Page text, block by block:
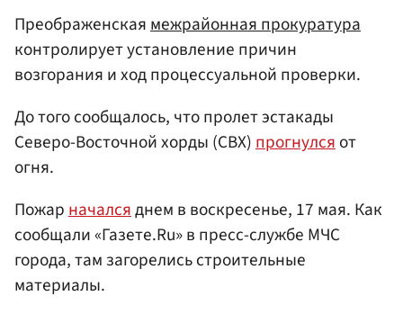
Преображенская межрайонная прокуратура
контролирует установление причин
возгорания и ход процессуальной проверки.
До того сообщалось, что пролет эстакады
Северо-Восточной хорды (СВХ)прогнулсяот
огня.
Пожарначалсяднем в воскресенье, 17 мая. Как
сообщали «Газете.Ru» в пресс-службе МЧС
города, там загорелись строительные
материалы.